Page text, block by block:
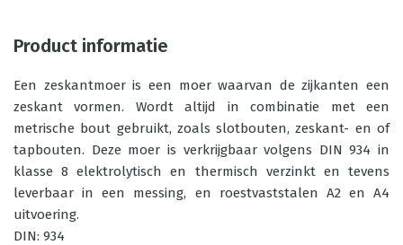
Product informatie
Een zeskantmoer is een moer waarvan de zijkanten een
zeskant vormen. Wordt altijd in combinatie met een
metrische bout gebruikt, zoals slotbouten, zeskant- en of
tapbouten. Deze moer is verkrijgbaar volgens DIN 934 in
klasse 8 elektrolytisch en thermisch verzinkt en tevens
leverbaar in een messing, en roestvaststalen A2 en A4
uitvoering.
DIN: 934